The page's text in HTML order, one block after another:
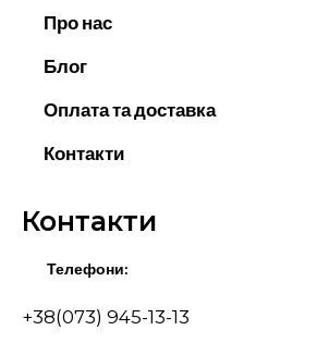
Про нас
Блог
Оплата та доставка
Контакти
Контакти
Телефони:
+38(073) 945-13-13